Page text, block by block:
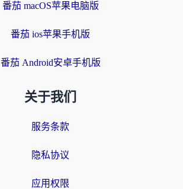
番茄 macOS苹果电脑版
番茄 ios苹果手机版
番茄 Android安卓手机版
关于我们
服务条款
隐私协议
应用权限